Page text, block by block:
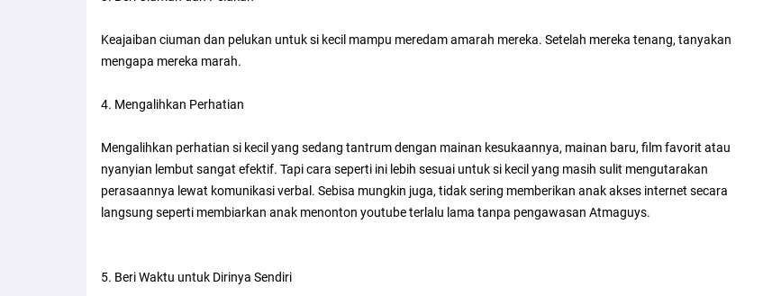
Keajaiban ciuman dan pelukan untuk si kecil mampu meredam amarah mereka. Setelah mereka tenang, tanyakan
mengapa mereka marah.
4. Mengalihkan Perhatian
Mengalihkan perhatian si kecil yang sedang tantrum dengan mainan kesukaannya, mainan baru, film favorit atau
nyanyian lembut sangat efektif. Tapi cara seperti ini lebih sesuai untuk si kecil yang masih sulit mengutarakan
perasaannya lewat komunikasi verbal. Sebisa mungkin juga, tidak sering memberikan anak akses internet secara
langsung seperti membiarkan anak menonton youtube terlalu lama tanpa pengawasan Atmaguys.
5. Beri Waktu untuk Dirinya Sendiri